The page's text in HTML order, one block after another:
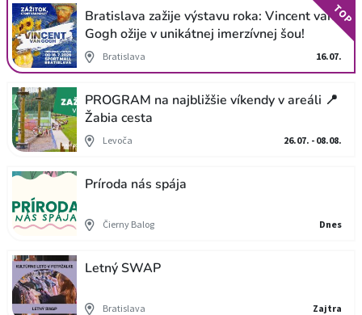
Bratislava zažije výstavu roka: Vincent van
Gogh ožije v unikátnej imerzívnej šou!
Bratislava 16.07.
TOP
PROGRAM na najbližšie víkendy v areáli 📍
Žabia cesta
Levoča 26.07. - 08.08.
Príroda nás spája
Čierny Balog Dnes
Letný SWAP
Bratislava Zajtra